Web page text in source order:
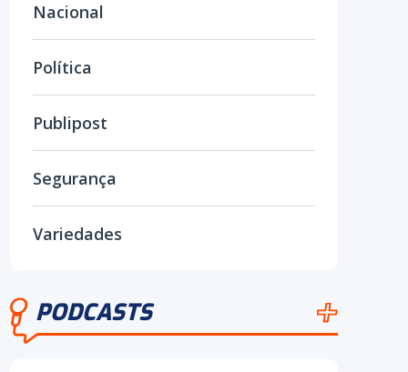
Nacional
Política
Publipost
Segurança
Variedades
PODCASTS